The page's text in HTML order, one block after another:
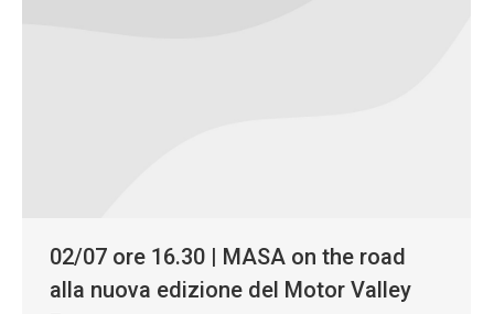
02/07 ore 16.30 | MASA on the road
alla nuova edizione del Motor Valley